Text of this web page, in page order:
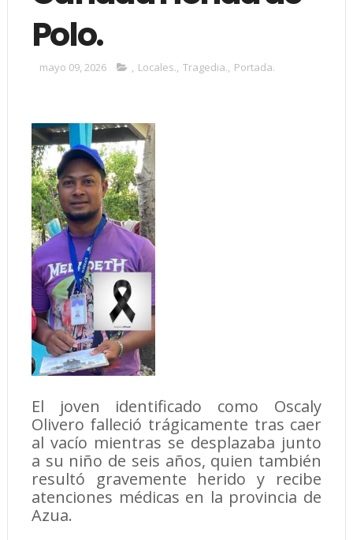
Polo.
mayo 09, 2026 , Locales., Tragedia., Portada.
El joven identificado como Oscaly
Olivero falleció trágicamente tras caer
al vacío mientras se desplazaba junto
a su niño de seis años, quien también
resultó gravemente herido y recibe
atenciones médicas en la provincia de
Azua.